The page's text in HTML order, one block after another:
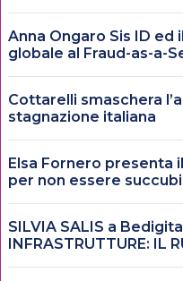
Anna Ongaro Sis ID
globale al Fraud-as-a-
Cottarelli smaschera
stagnazione italiana
Elsa Fornero presenta
per non essere
SILVIA SALIS a
INFRASTRUTTURE: IL